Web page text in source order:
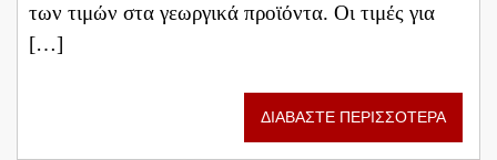
των τιμών στα γεωργικά προϊόντα. Οι τιμές για
[…]
ΔΙΑΒΑΣΤΕ ΠΕΡΙΣΣΟΤΕΡΑ